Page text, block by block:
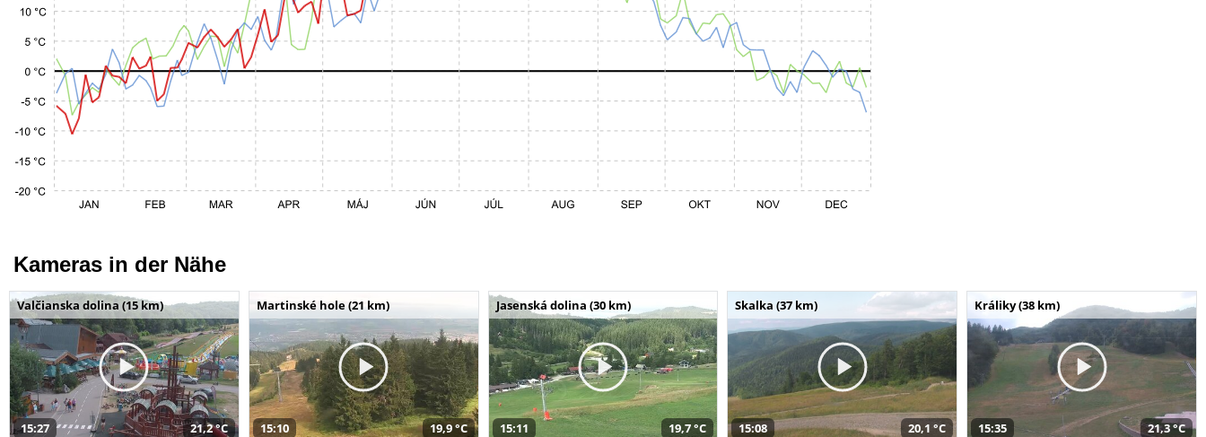
Kameras in der Nähe
Valčianska dolina (15 km)
15:27 21,2 °C
Martinské hole (21 km)
15:10 19,9 °C
Jasenská dolina (30 km)
15:11 19,7 °C
Skalka (37 km)
15:08 20,1 °C
Králiky (38 km)
15:35 21,3 °C